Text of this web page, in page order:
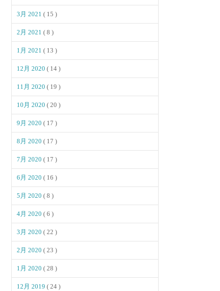
3月 2021( 15 )
2月 2021( 8 )
1月 2021( 13 )
12月 2020( 14 )
11月 2020( 19 )
10月 2020( 20 )
9月 2020( 17 )
8月 2020( 17 )
7月 2020( 17 )
6月 2020( 16 )
5月 2020( 8 )
4月 2020( 6 )
3月 2020( 22 )
2月 2020( 23 )
1月 2020( 28 )
12月 2019( 24 )